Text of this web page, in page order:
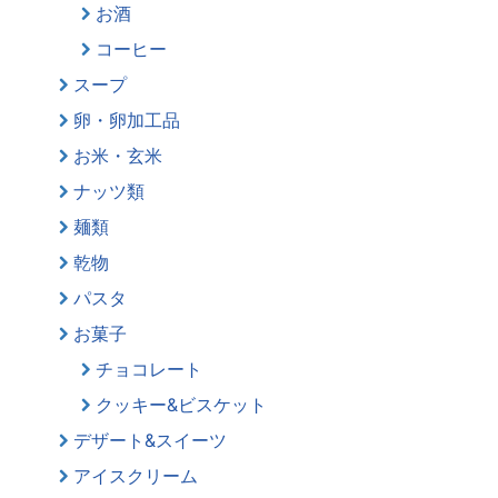
お酒
コーヒー
スープ
卵・卵加工品
お米・玄米
ナッツ類
麺類
乾物
パスタ
お菓子
チョコレート
クッキー&ビスケット
デザート&スイーツ
アイスクリーム